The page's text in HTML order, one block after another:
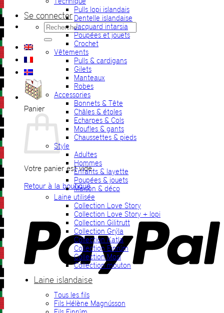
Se connecter
Recherche
pour :
Panier
Votre panier est vide.
Retour à la boutique
Pulls lopi islandais
Dentelle islandaise
Jacquard intarsia
Poupées et jouets
Crochet
Vêtements
Pulls & cardigans
Gilets
Manteaux
Robes
Accessories
Bonnets & Tête
Châles & étoles
Echarpes & Cols
Moufles & gants
Chaussettes & pieds
Style
Adultes
Hommes
Enfants & layette
Poupées & jouets
Maison & déco
Laine utilisée
Collection Love Story
Collection Love Story + lopi
Collection Gilitrutt
Collection Grýla
Collection Katla
Collection Einrúm
Collection Mosi
Collection mouton
Laine islandaise
Tous les fils
Fils Hélène Magnússon